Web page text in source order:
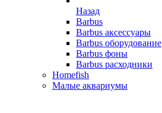
Назад
Barbus
Barbus аксессуары
Barbus оборудование
Barbus фоны
Barbus расходники
Homefish
Малые аквариумы